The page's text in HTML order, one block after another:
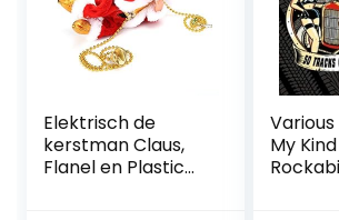
Elektrisch de
kerstman Claus,
Flanel en Plastic
My